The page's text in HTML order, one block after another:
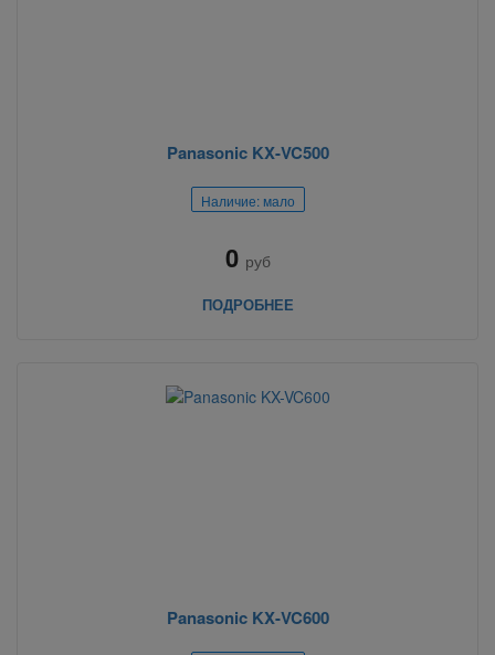
Panasonic KX-VC500
Наличие: мало
0 руб
ПОДРОБНЕЕ
Panasonic KX-VC600